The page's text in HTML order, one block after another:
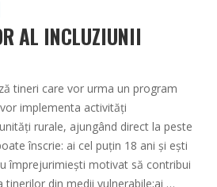
AL INCLUZIUNII
tineri care vor urma un program
implementa activități
rurale, ajungând direct la peste
înscrie: ai cel puțin 18 ani și ești
împrejurimiești motivat să contribui
tinerilor din medii vulnerabile;ai …